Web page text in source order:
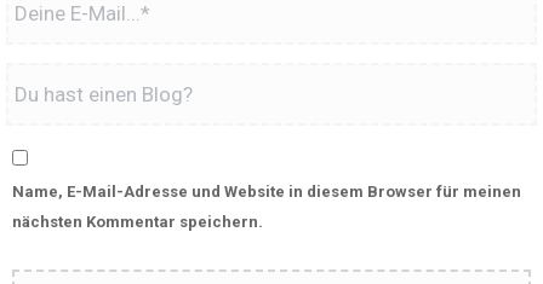
Name, E-Mail-Adresse und Website in diesem Browser für meinen
nächsten Kommentar speichern.